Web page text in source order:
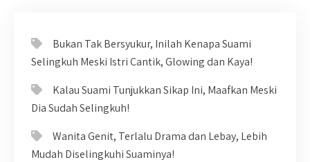
Bukan Tak Bersyukur, Inilah Kenapa Suami
Selingkuh Meski Istri Cantik, Glowing dan Kaya!
Kalau Suami Tunjukkan Sikap Ini, Maafkan Meski
Dia Sudah Selingkuh!
Wanita Genit, Terlalu Drama dan Lebay, Lebih
Mudah Diselingkuhi Suaminya!